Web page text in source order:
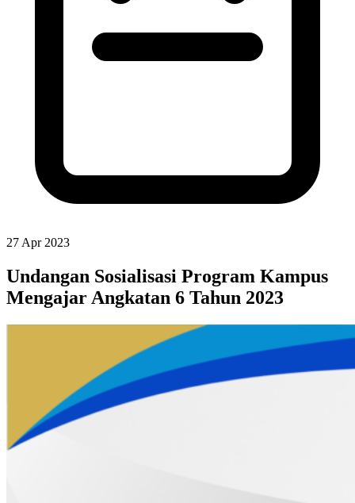
27 Apr 2023
Undangan Sosialisasi Program Kampus
Mengajar Angkatan 6 Tahun 2023